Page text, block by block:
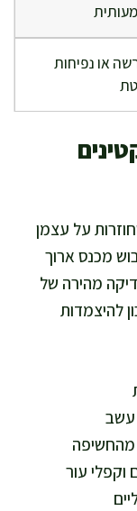
או נפיחות
על עצמן
מכנס ארוך
מהירה של
להיצמדות
עשב
מהחשיפה
וקפלי עור